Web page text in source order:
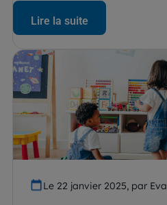
Lire la suite
Le 22 janvier 2025, par Eva